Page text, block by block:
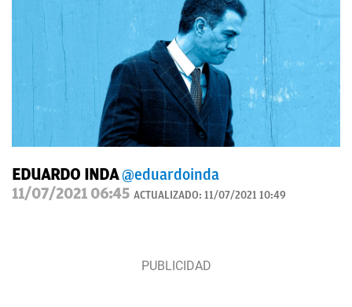
EDUARDO INDA@eduardoinda
11/07/2021 06:45 ACTUALIZADO: 11/07/2021 10:49